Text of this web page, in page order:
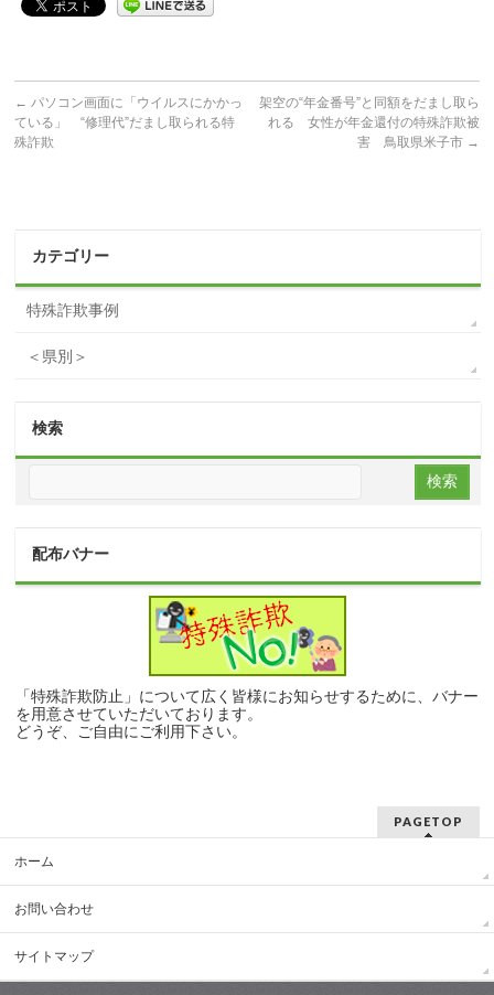
← パソコン画面に「ウイルスにかかっ
ている」 “修理代”だまし取られる特
殊詐欺
架空の“年金番号”と同額をだまし取ら
れる 女性が年金還付の特殊詐欺被
害 鳥取県米子市 →
カテゴリー
特殊詐欺事例
＜県別＞
検索
配布バナー
「特殊詐欺防止」について広く皆様にお知らせするために、バナー
を用意させていただいております。
どうぞ、ご自由にご利用下さい。
PAGETOP
ホーム
お問い合わせ
サイトマップ